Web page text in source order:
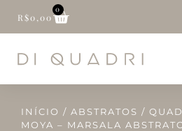
R$0,00
0
INÍCIO / ABSTRATOS /
MOYA – MARSALA